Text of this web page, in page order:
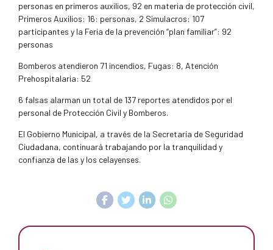
personas en primeros auxilios, 92 en materia de protección civil,
Primeros Auxilios: 16: personas, 2 Simulacros: 107
participantes y la Feria de la prevención “plan familiar”: 92
personas
Bomberos atendieron 71 incendios, Fugas: 8, Atención
Prehospitalaria: 52
6 falsas alarman un total de 137 reportes atendidos por el
personal de Protección Civil y Bomberos.
El Gobierno Municipal, a través de la Secretaría de Seguridad
Ciudadana, continuará trabajando por la tranquilidad y
confianza de las y los celayenses.